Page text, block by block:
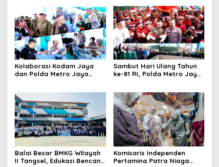
Kolaborasi Kodam Jaya
dan Polda Metro Jaya
Sambut Hari Ulang Tahun
ke-81 RI, Polda Metro Jaya
Balai Besar BMKG Wilayah
II Tangsel, Edukasi Bencana
Komisaris Independen
Pertamina Patra Niaga